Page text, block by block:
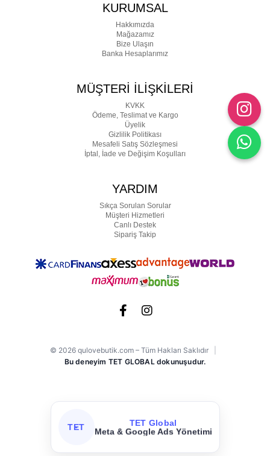
KURUMSAL
Hakkımızda
Mağazamız
Bize Ulaşın
Banka Hesaplarımız
MÜŞTERİ İLİŞKİLERİ
KVKK
Ödeme, Teslimat ve Kargo
Üyelik
Gizlilik Politikası
Mesafeli Satış Sözleşmesi
İptal, İade ve Değişim Koşulları
YARDIM
Sıkça Sorulan Sorular
Müşteri Hizmetleri
Canlı Destek
Sipariş Takip
© 2026 qulovebutik.com – Tüm Hakları Saklıdır
Bu deneyim TET GLOBAL dokunuşudur.
TET
TET Global
Meta & Google Ads Yönetimi